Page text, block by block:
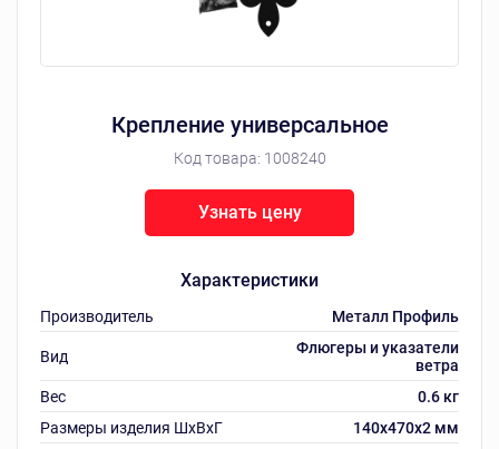
Крепление универсальное
Код товара: 1008240
Характеристики
Производитель Металл Профиль
Вид
Флюгеры и указатели
ветра
Вес
0.6 кг
Размеры изделия ШxВxГ
140x470x2 мм
Узнать цену